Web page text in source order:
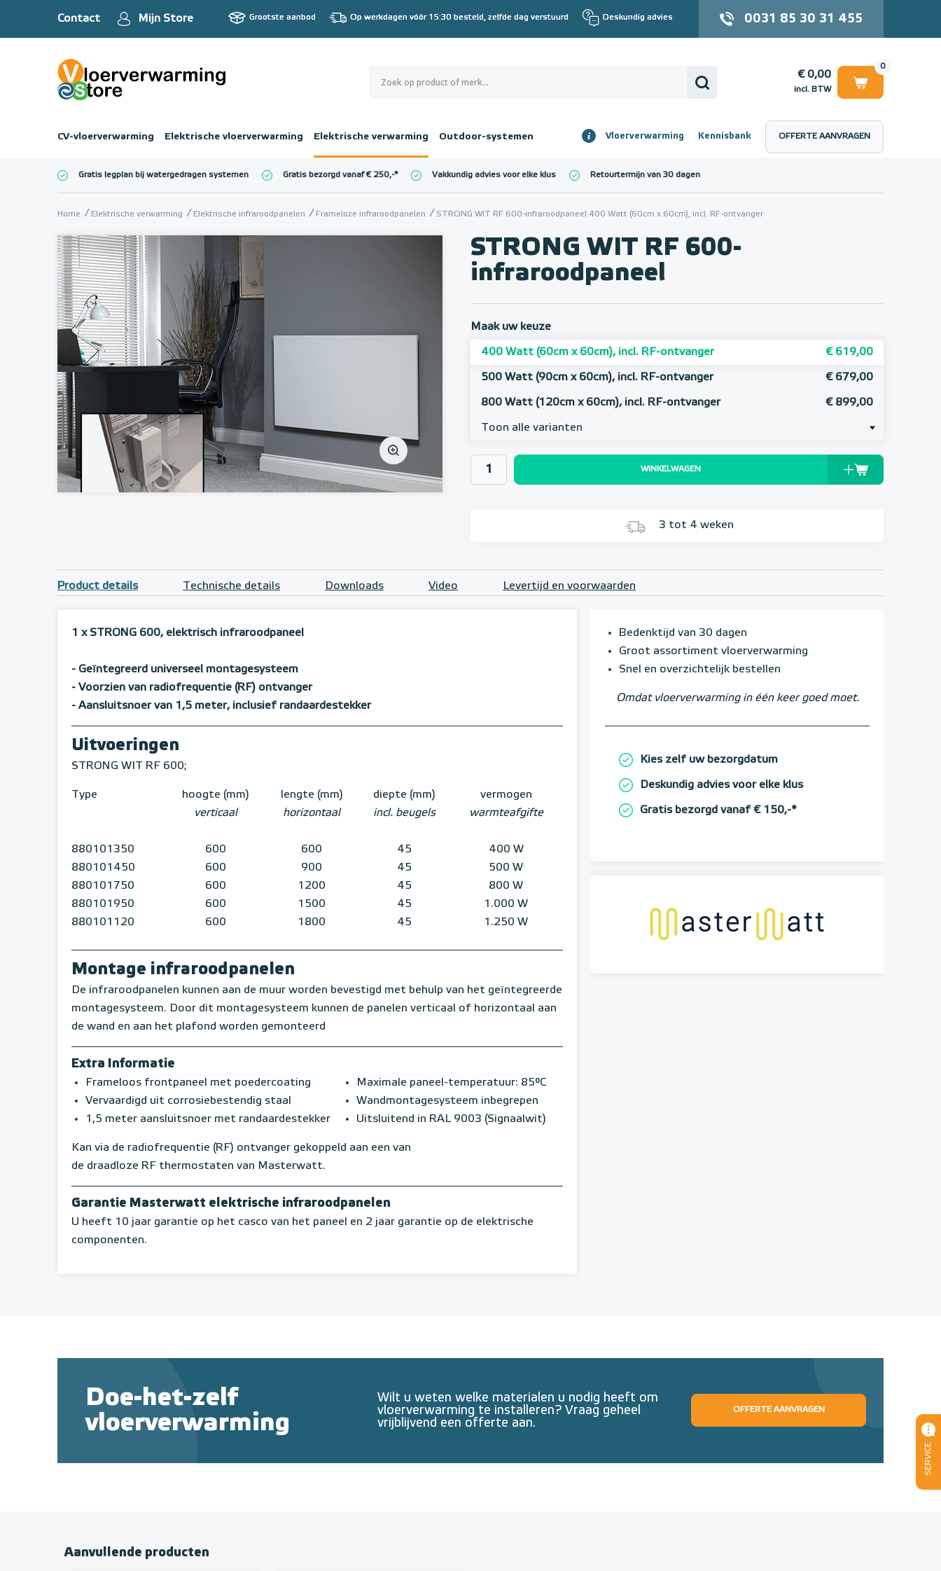
Contact Mijn Store Grootste aanbod Op werkdagen vóór 15:30 besteld, zelfde dag verstuurd Deskundig advies 0031 85 30 31 455
0
€ 0,00
incl. BTW
€ 0,00
CV-vloerverwarming Elektrische vloerverwarming Elektrische verwarming Outdoor-systemen
€ 0,00 Vloerverwarming Kennisbank OFFERTE AANVRAGEN
Gratis legplan bij watergedragen systemen Gratis bezorgd vanaf € 250,-* Vakkundig advies voor elke klus Retourtermijn van 30 dagen
Home Elektrische verwarming Elektrische infraroodpanelen Frameloze infraroodpanelen STRONG WIT RF 600-infraroodpaneel 400 Watt (60cm x 60cm), incl. RF-ontvanger
STRONG WIT RF 600-
infraroodpaneel
Maak uw keuze
400 Watt (60cm x 60cm), incl. RF-ontvanger € 619,00
500 Watt (90cm x 60cm), incl. RF-ontvanger € 679,00
800 Watt (120cm x 60cm), incl. RF-ontvanger € 899,00
Toon alle varianten
WINKELWAGEN
3 tot 4 weken
Product details Technische details Downloads Video Levertijd en voorwaarden
1 x STRONG 600, elektrisch infraroodpaneel
- Geïntegreerd universeel montagesysteem
- Voorzien van radiofrequentie (RF) ontvanger
- Aansluitsnoer van 1,5 meter, inclusief randaardestekker
Uitvoeringen
STRONG WIT RF 600;
Type hoogte (mm) lengte (mm) diepte (mm)
vermogen
verticaal
horizontaal incl. beugels warmteafgifte
880101350 600 600 45
400 W
880101450
600 900 45
500 W
880101750
600 1200 45
800 W
880101950
600 1500 45
1.000 W
880101120
600 1800 45 1.250 W
Montage infraroodpanelen
De infraroodpanelen kunnen aan de muur worden bevestigd met behulp van het geïntegreerde
montagesysteem. Door dit montagesysteem kunnen de panelen verticaal of horizontaal aan
de wand en aan het plafond worden gemonteerd
Extra Informatie
Frameloos frontpaneel met poedercoating
Vervaardigd uit corrosiebestendig staal
1,5 meter aansluitsnoer met randaardestekker
Maximale paneel-temperatuur: 85°C
Wandmontagesysteem inbegrepen
Uitsluitend in RAL 9003 (Signaalwit)
Kan via de radiofrequentie (RF) ontvanger gekoppeld aan een van
de draadloze RF thermostaten van Masterwatt.
Garantie Masterwatt elektrische infraroodpanelen
U heeft 10 jaar garantie op het casco van het paneel en 2 jaar garantie op de elektrische
componenten.
Bedenktijd van 30 dagen
Groot assortiment vloerverwarming
Snel en overzichtelijk bestellen
Omdat vloerverwarming in één keer goed moet.
Kies zelf uw bezorgdatum
Deskundig advies voor elke klus
Gratis bezorgd vanaf € 150,-*
Doe-het-zelf
vloerverwarming
Wilt u weten welke materialen u nodig heeft om
vloerverwarming te installeren? Vraag geheel
vrijblijvend een offerte aan.
OFFERTE AANVRAGEN
Aanvullende producten
SERVICE